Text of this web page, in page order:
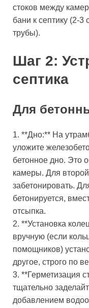
стоков между
бани к септику (2-
трубы).
Шаг 2:
септика
Для
1. **Дно:** На
уложите
бетонное дно. Это
камеры. Для
забетонировать.
бетонируется,
отсыпка.
2. **Установка
вручную (если
помощников)
другое, строго по
3. **Герметизация
тщательно
добавлением